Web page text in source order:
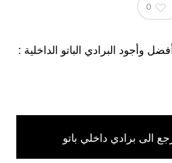
0
وأجود البرادي الباتو الداخلية :
الى برادي داخلي باتو